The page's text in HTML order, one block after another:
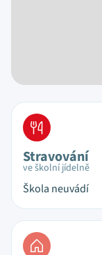
Stravování
ve školní jídelně
Škola neuvádí